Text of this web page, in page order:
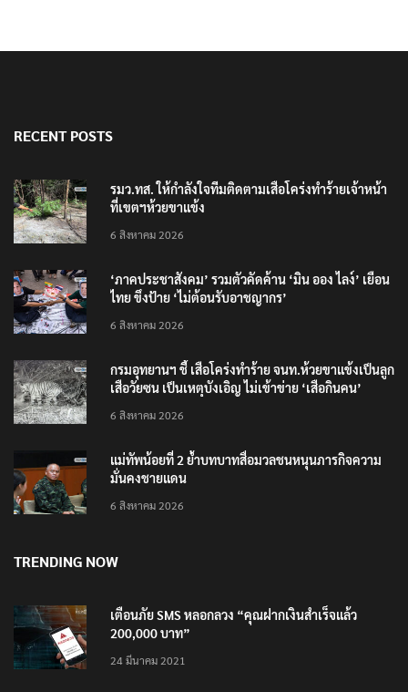
RECENT POSTS
รมว.ทส. ให้กำลังใจทีมติดตามเสือโคร่งทำร้ายเจ้าหน้า
ที่เขตฯห้วยขาแข้ง
6 สิงหาคม 2026
‘ภาคประชาสังคม’ รวมตัวคัดค้าน ‘มิน ออง ไลง์’ เยือน
ไทย ขึงป้าย ‘ไม่ต้อนรับอาชญากร’
6 สิงหาคม 2026
กรมอุทยานฯ ชี้ เสือโคร่งทำร้าย จนท.ห้วยขาแข้งเป็นลูก
เสือวัยซน เป็นเหตุบังเอิญ ไม่เข้าข่าย ‘เสือกินคน’
6 สิงหาคม 2026
แม่ทัพน้อยที่ 2 ย้ำบทบาทสื่อมวลชนหนุนภารกิจความ
มั่นคงชายแดน
6 สิงหาคม 2026
TRENDING NOW
เตือนภัย SMS หลอกลวง “คุณฝากเงินสำเร็จแล้ว
200,000 บาท”
24 มีนาคม 2021